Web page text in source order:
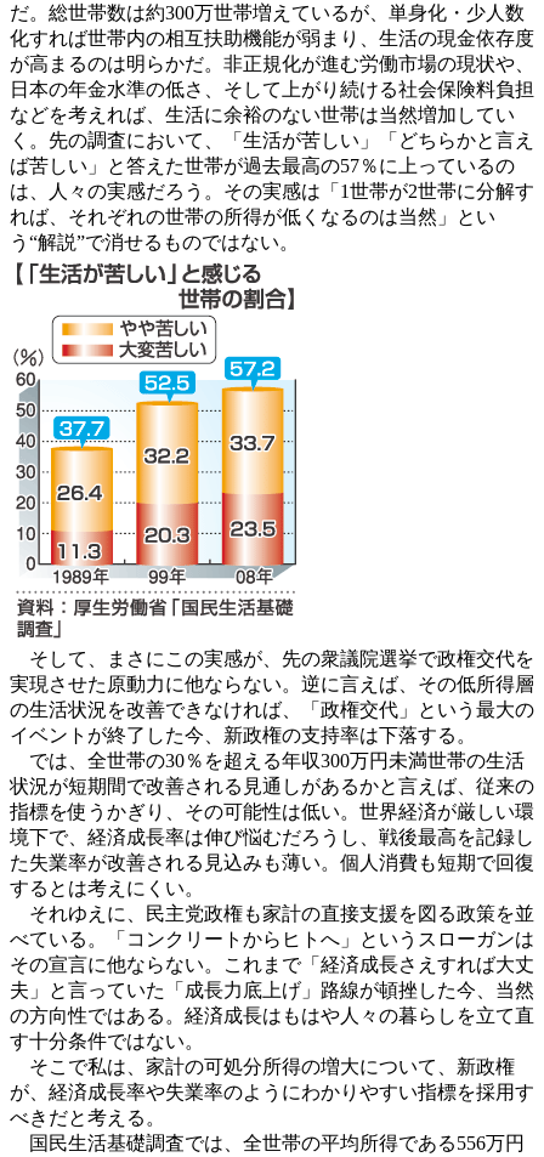
だ。総世帯数は約300万世帯増えているが、単身化・少人数
化すれば世帯内の相互扶助機能が弱まり、生活の現金依存度
が高まるのは明らかだ。非正規化が進む労働市場の現状や、
日本の年金水準の低さ、そして上がり続ける社会保険料負担
などを考えれば、生活に余裕のない世帯は当然増加してい
く。先の調査において、「生活が苦しい」「どちらかと言え
ば苦しい」と答えた世帯が過去最高の57％に上っているの
は、人々の実感だろう。その実感は「1世帯が2世帯に分解す
れば、それぞれの世帯の所得が低くなるのは当然」とい
う“解説”で消せるものではない。
そして、まさにこの実感が、先の衆議院選挙で政権交代を
実現させた原動力に他ならない。逆に言えば、その低所得層
の生活状況を改善できなければ、「政権交代」という最大の
イベントが終了した今、新政権の支持率は下落する。
では、全世帯の30％を超える年収300万円未満世帯の生活
状況が短期間で改善される見通しがあるかと言えば、従来の
指標を使うかぎり、その可能性は低い。世界経済が厳しい環
境下で、経済成長率は伸び悩むだろうし、戦後最高を記録し
た失業率が改善される見込みも薄い。個人消費も短期で回復
するとは考えにくい。
それゆえに、民主党政権も家計の直接支援を図る政策を並
べている。「コンクリートからヒトへ」というスローガンは
その宣言に他ならない。これまで「経済成長さえすれば大丈
夫」と言っていた「成長力底上げ」路線が頓挫した今、当然
の方向性ではある。経済成長はもはや人々の暮らしを立て直
す十分条件ではない。
そこで私は、家計の可処分所得の増大について、新政権
が、経済成長率や失業率のようにわかりやすい指標を採用す
べきだと考える。
国民生活基礎調査では、全世帯の平均所得である556万円